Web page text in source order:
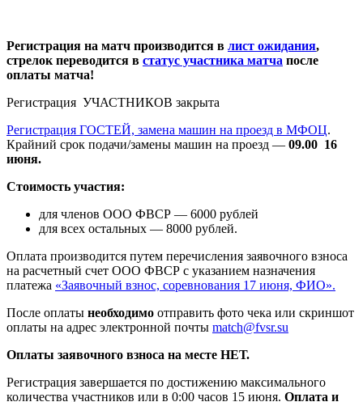
Регистрация на матч производится в лист ожидания,
стрелок переводится в статус участника матча после
оплаты матча!
Регистрация УЧАСТНИКОВ закрыта
Регистрация ГОСТЕЙ, замена машин на проезд в МФОЦ.
Крайний срок подачи/замены машин на проезд — 09.00 16
июня.
Стоимость участия:
для членов ООО ФВСР — 6000 рублей
для всех остальных — 8000 рублей.
Оплата производится путем перечисления заявочного взноса
на расчетный счет ООО ФВСР с указанием назначения
платежа «Заявочный взнос, соревнования 17 июня, ФИО».
После оплаты необходимо отправить фото чека или скриншот
оплаты на адрес электронной почты match@fvsr.su
Оплаты заявочного взноса на месте НЕТ.
Регистрация завершается по достижению максимального
количества участников или в 0:00 часов 15 июня. Оплата и